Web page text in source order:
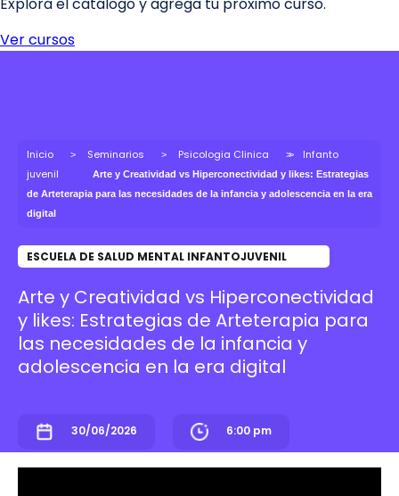
Inicio Seminarios Psicologia Clinica
Infanto
juvenil
Arte y Creatividad vs Hiperconectividad y likes: Estrategias
de Arteterapia para las necesidades de la infancia y adolescencia en la era
digital
ESCUELA DE SALUD MENTAL INFANTOJUVENIL
Arte y Creatividad vs Hiperconectividad
y likes: Estrategias de Arteterapia para
las necesidades de la infancia y
adolescencia en la era digital
30/06/2026 6:00 pm